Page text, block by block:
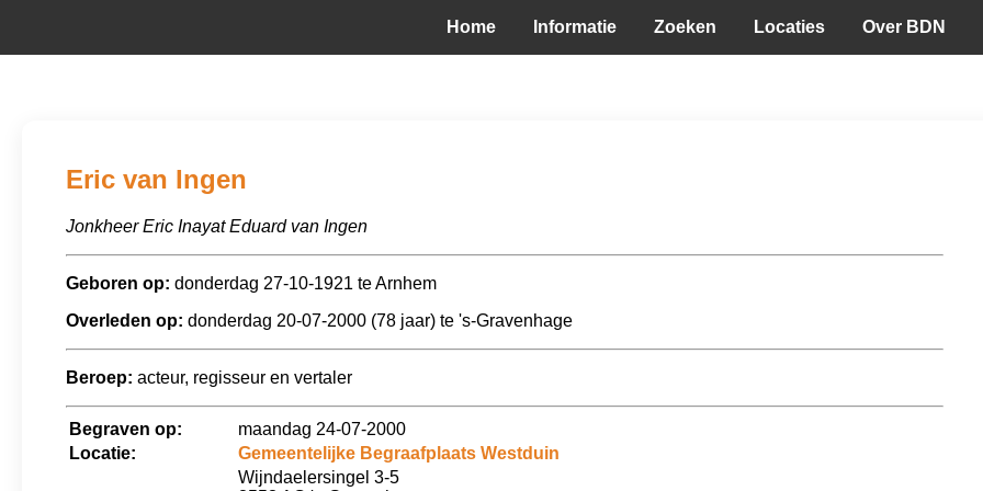
Home Informatie Zoeken Locaties Over BDN
Eric van Ingen
Jonkheer Eric Inayat Eduard van Ingen
Geboren op: donderdag 27-10-1921 te Arnhem
Overleden op: donderdag 20-07-2000 (78 jaar) te 's-Gravenhage
Beroep: acteur, regisseur en vertaler
Begraven op:
maandag 24-07-2000
Locatie:
Gemeentelijke Begraafplaats Westduin
Wijndaelersingel 3-5